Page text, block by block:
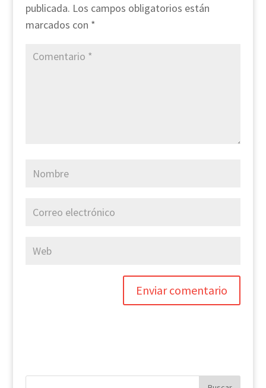
publicada. Los campos obligatorios están
marcados con *